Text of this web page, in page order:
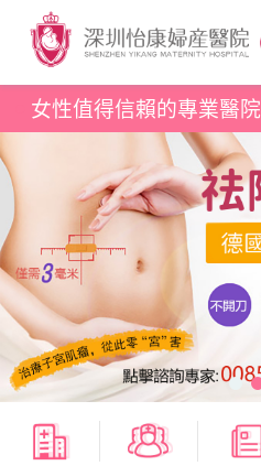
女性值得信賴的專業醫院